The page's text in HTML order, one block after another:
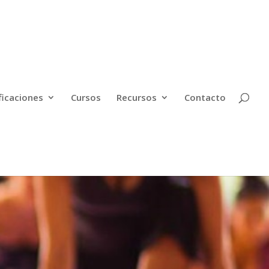
Cursos Recursos Contacto